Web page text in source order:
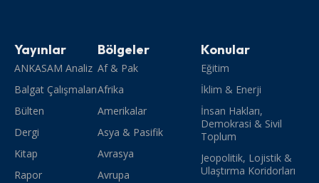
Yayınlar
ANKASAM Analiz
Balgat Çalışmaları
Bülten
Dergi
Kitap
Rapor
Bölgeler
Af & Pak
Afrika
Amerikalar
Asya & Pasifik
Avrasya
Avrupa
Konular
Eğitim
İklim & Enerji
İnsan Hakları,
Demokrasi & Sivil
Toplum
Jeopolitik, Lojistik &
Ulaştırma Koridorları